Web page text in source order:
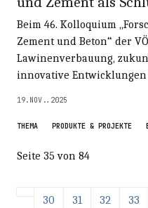
Beim 46. Kolloquium
Zement und Beton“ der
Lawinenverbauung,
innovative
19.NOV..2025
THEMA PRODUKTE & PROJEKTE
Seite 35 von 84
30 31 32 33